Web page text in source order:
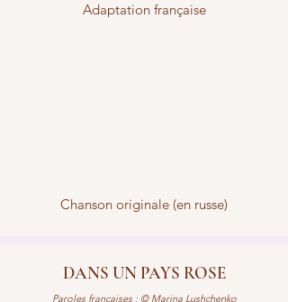
Adaptation française
Chanson originale (en russe)
DANS UN PAYS ROSE
Paroles françaises : © Marina Lushchenko